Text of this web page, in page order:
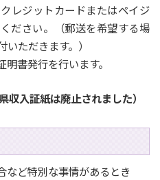
レジットカードまたはペイジ
ださい。（郵送を希望する場
ただきます。）
明書発行を行います。
収入証紙は廃止されました）
など特別な事情があるとき